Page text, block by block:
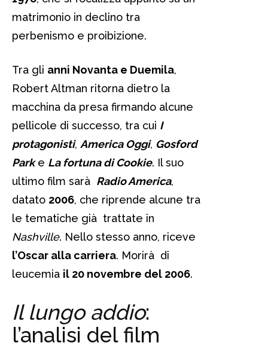
matrimonio in declino tra
perbenismo e proibizione.
Tra gli anni Novanta e Duemila,
Robert Altman ritorna dietro la
macchina da presa firmando alcune
pellicole di successo, tra cui I
protagonisti, America Oggi, Gosford
Parke La fortuna di Cookie. Il suo
ultimo film sarà Radio America,
datato 2006, che riprende alcune tra
le tematiche già trattate in
Nashville. Nello stesso anno, riceve
l’Oscar alla carriera. Morirà di
leucemia il 20 novembre del 2006.
Il lungo addio:
l’analisi del film